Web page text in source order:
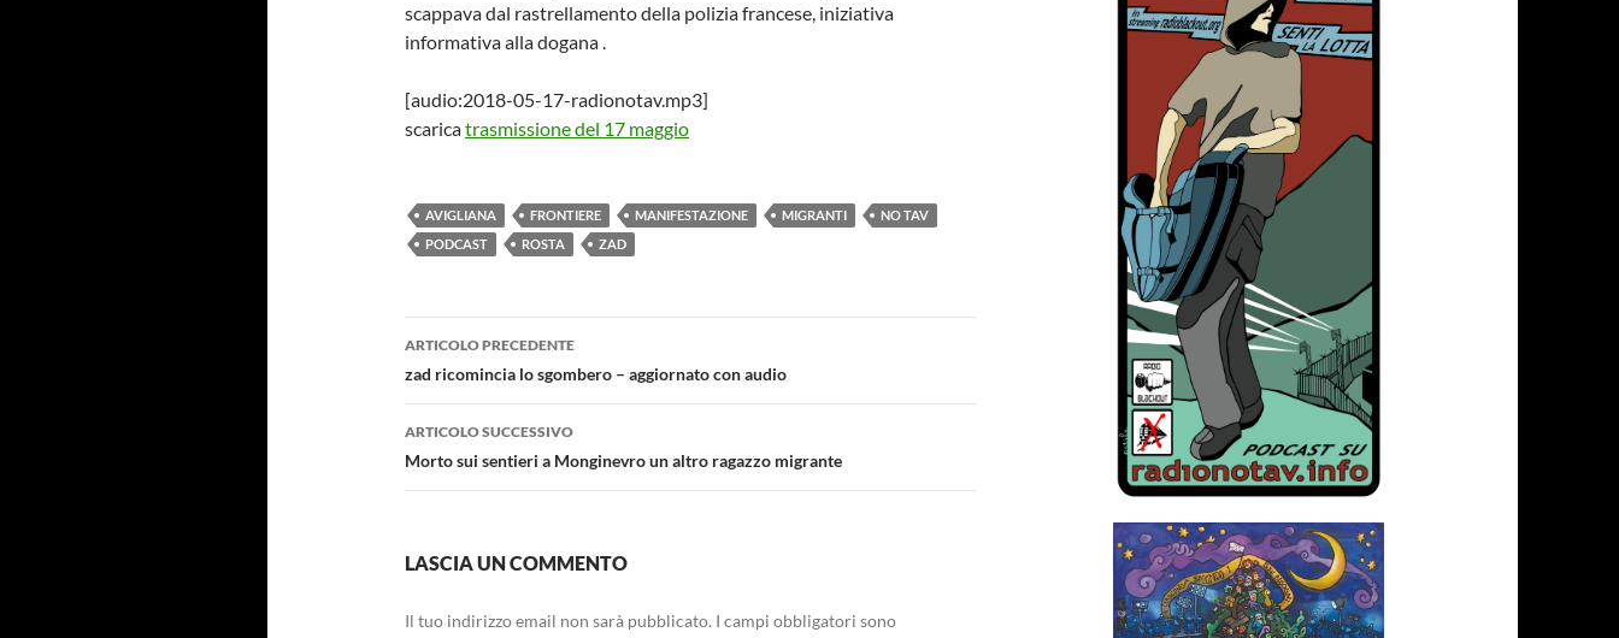
scappava dal rastrellamento della polizia francese, iniziativa
informativa alla dogana .
[audio:2018-05-17-radionotav.mp3]
scaricatrasmissione del 17 maggio
AVIGLIANA FRONTIERE MANIFESTAZIONE MIGRANTI
NO TAV
PODCAST
ROSTA ZAD
Navigazione
articolo
ARTICOLO PRECEDENTE
zad ricomincia lo sgombero – aggiornato con audio
ARTICOLO SUCCESSIVO
Morto sui sentieri a Monginevro un altro ragazzo migrante
LASCIA UN COMMENTO
Il tuo indirizzo email non sarà pubblicato. I campi obbligatori sono